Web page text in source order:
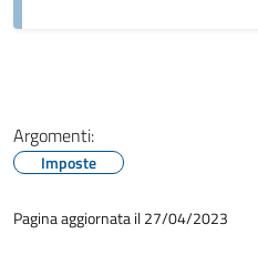
Argomenti:
Imposte
Pagina aggiornata il 27/04/2023